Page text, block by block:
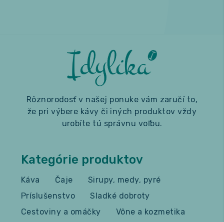
Rôznorodosť v našej ponuke vám zaručí to,
že pri výbere kávy či iných produktov vždy
urobíte tú správnu voľbu.
Kategórie produktov
Káva Čaje
Sirupy, medy, pyré
Príslušenstvo
Sladké dobroty
Cestoviny a omáčky
Vône a kozmetika